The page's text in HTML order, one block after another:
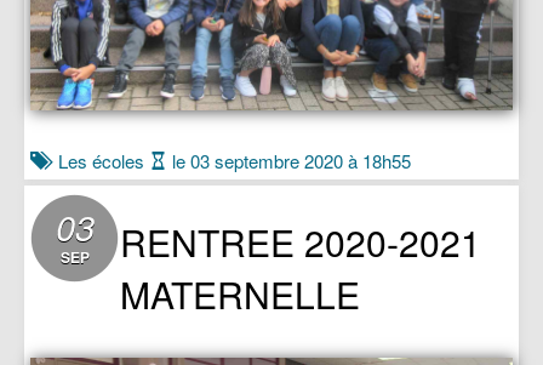
Les écoles le 03 septembre 2020 à 18h55
03
SEP
RENTREE 2020-2021
MATERNELLE